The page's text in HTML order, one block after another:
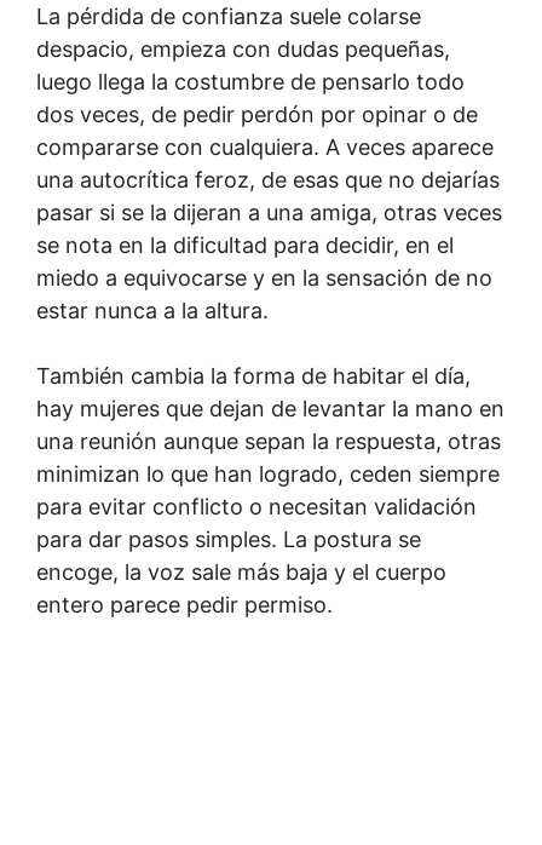
La pérdida de confianza suele colarse
despacio, empieza con dudas pequeñas,
luego llega la costumbre de pensarlo todo
dos veces, de pedir perdón por opinar o de
compararse con cualquiera. A veces aparece
una autocrítica feroz, de esas que no dejarías
pasar si se la dijeran a una amiga, otras veces
se nota en la dificultad para decidir, en el
miedo a equivocarse y en la sensación de no
estar nunca a la altura.
También cambia la forma de habitar el día,
hay mujeres que dejan de levantar la mano en
una reunión aunque sepan la respuesta, otras
minimizan lo que han logrado, ceden siempre
para evitar conflicto o necesitan validación
para dar pasos simples. La postura se
encoge, la voz sale más baja y el cuerpo
entero parece pedir permiso.